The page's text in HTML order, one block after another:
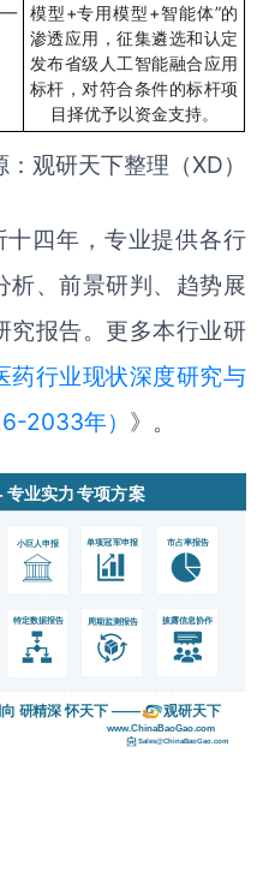
模型+专用模型+智能体”的
渗透应用，征集遴选和认定
发布省级人工智能融合应用
标杆，对符合条件的标杆项
目择优予以资金支持。
：观研天下整理（XD）
十四年，专业提供各行
析、前景研判、趋势展
究报告。更多本行业研
药行业现状深度研究与
2033年） 》。